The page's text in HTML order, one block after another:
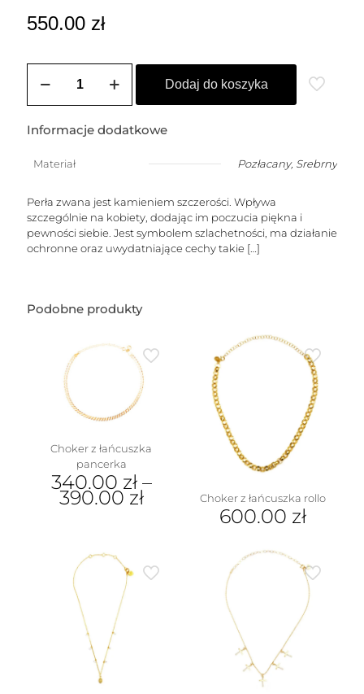
550.00 zł
Choker
(perły)
Dodaj do koszyka
Informacje dodatkowe
Materiał Pozłacany, Srebrny
Perła zwana jest kamieniem szczerości. Wpływa
szczególnie na kobiety, dodając im poczucia piękna i
pewności siebie. Jest symbolem szlachetności, ma działanie
ochronne oraz uwydatniające cechy takie […]
Podobne produkty
Choker z łańcuszka
pancerka
340.00 zł–
390.00zł
wiele
wariantów.
Opcje
można
wybrać
na
stronie
produktu
Choker z łańcuszka rollo
600.00 zł